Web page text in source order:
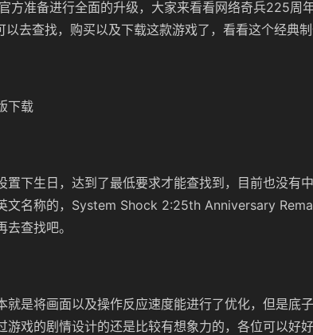
方准备进行全面的升级，大家来看看网络奇兵225周
去查找，购买以及下载这款游戏了，看看这个经典制
下载
置下生日，达到了最低要求才能查找到，目前也没有
文名称的，System Shock 2:25th Anniversary
查找吧。
就是将画面以及操作反应速度能进行了优化，但是底
戏的剧情设计的还是比较有想象力的，各位可以好好